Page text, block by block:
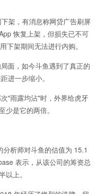
架，有消息称网贷广告刷屏
恢复上架，但损失已不可
下架期间无法进行内购。
面，如今斗鱼遇到了真正的
进一步缩小。
"雨露均沾"时，外界给虎牙
是它的两倍。
析师对斗鱼的估值为 15.1
表示，从该公司的筹资总
上。